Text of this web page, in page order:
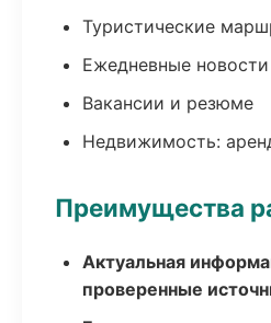
Туристические
Ежедневные
Вакансии и резюме
Недвижимость:
Преимущества
Актуальная
проверенные